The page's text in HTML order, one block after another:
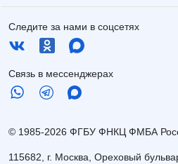
Следите за нами в соцсетях
Связь в мессенджерах
© 1985-2026 ФГБУ ФНКЦ ФМБА
115682, г. Москва, Ореховый